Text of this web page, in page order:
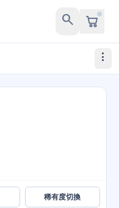
search
more_vert
稀有度切換